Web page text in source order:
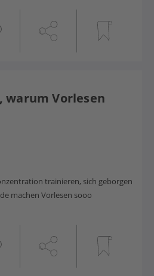
warum Vorlesen
trainieren, sich geborgen
machen Vorlesen sooo